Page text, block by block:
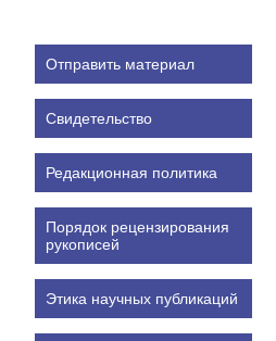
Отправить материал
Свидетельство
Редакционная политика
Порядок рецензирования
рукописей
Этика научных публикаций